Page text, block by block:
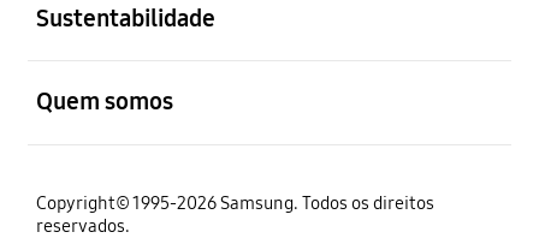
Sustentabilidade
Quem somos
Copyright© 1995-2026 Samsung. Todos os direitos
reservados.